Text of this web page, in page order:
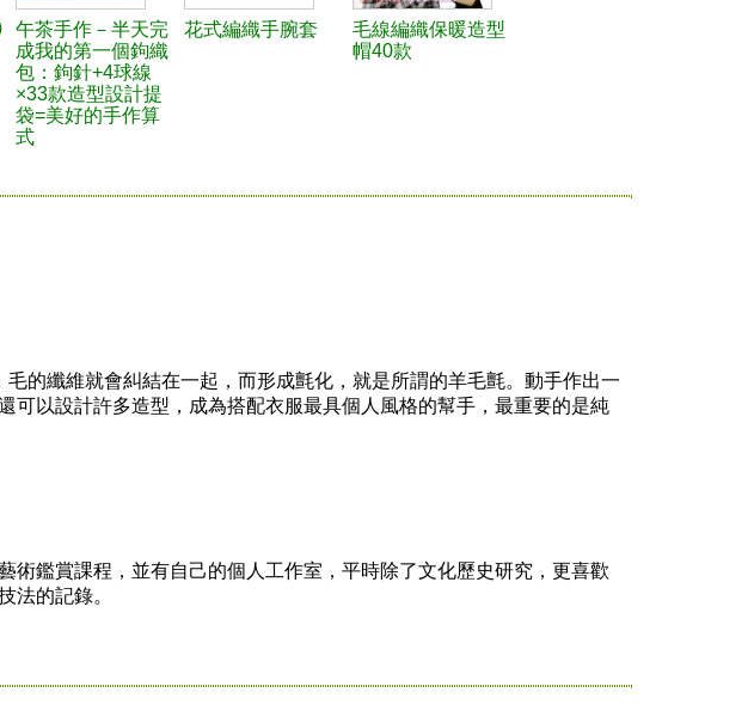
午茶手作－半天完
成我的第一個鉤織
包：鉤針+4球線
×33款造型設計提
袋=美好的手作算
式
花式編織手腕套
毛線編織保暖造型
帽40款
纖維就會糾結在一起，而形成氈化，就是所謂的羊毛氈。動手作出一
以設計許多造型，成為搭配衣服最具個人風格的幫手，最重要的是純
鑑賞課程，並有自己的個人工作室，平時除了文化歷史研究，更喜歡
法的記錄。